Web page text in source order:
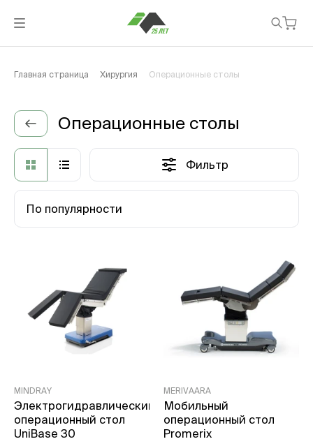
Главная страница Хирургия Операционные столы
Операционные столы
Фильтр
По популярности
MINDRAY
Электрогидравлический
операционный стол
UniBase 30
MERIVAARA
Мобильный
операционный стол
Promerix